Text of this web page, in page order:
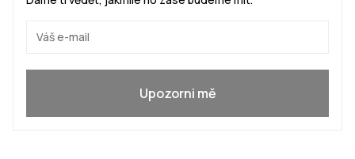
Upozorni mě